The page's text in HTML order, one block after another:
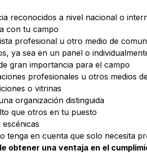
reconocidos a nivel nacional o
con tu campo
profesional u otro medio de
ya sea en un panel o
gran importancia para el campo
profesionales u otros medios
o vitrinas
organización distinguida
que otros en tu puesto
tenga en cuenta que solo necesita
obtener una ventaja en el